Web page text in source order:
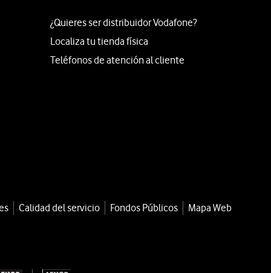
¿Quieres ser distribuidor Vodafone?
Localiza tu tienda física
Teléfonos de atención al cliente
Calidad del servicio Fondos Públicos
Mapa Web